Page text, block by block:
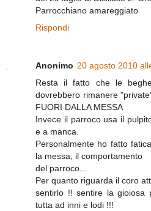
Parrocchiano amareggiato
Rispondi
Anonimo 20 agosto 2010
Resta il fatto che le
dovrebbero rimanere
FUORI DALLA MESSA
Invece il parroco usa il
e a manca.
Personalmente ho fatto
la messa, il comportamento
del parroco...
Per quanto riguarda il coro
sentirlo !! sentire la gioiosa
tutta ad inni e lodi !!!